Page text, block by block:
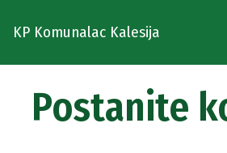
KP Komunalac Kalesija
Postanite